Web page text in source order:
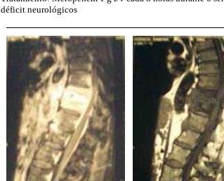
déficit neurológicos